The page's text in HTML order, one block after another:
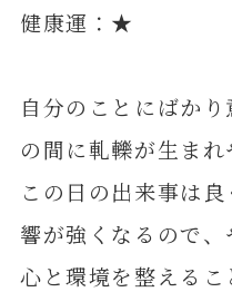
健康運：★
自分のことにばか
の間に軋轢が生まれ
この日の出来事は
響が強くなるので、
心と環境を整えるこ